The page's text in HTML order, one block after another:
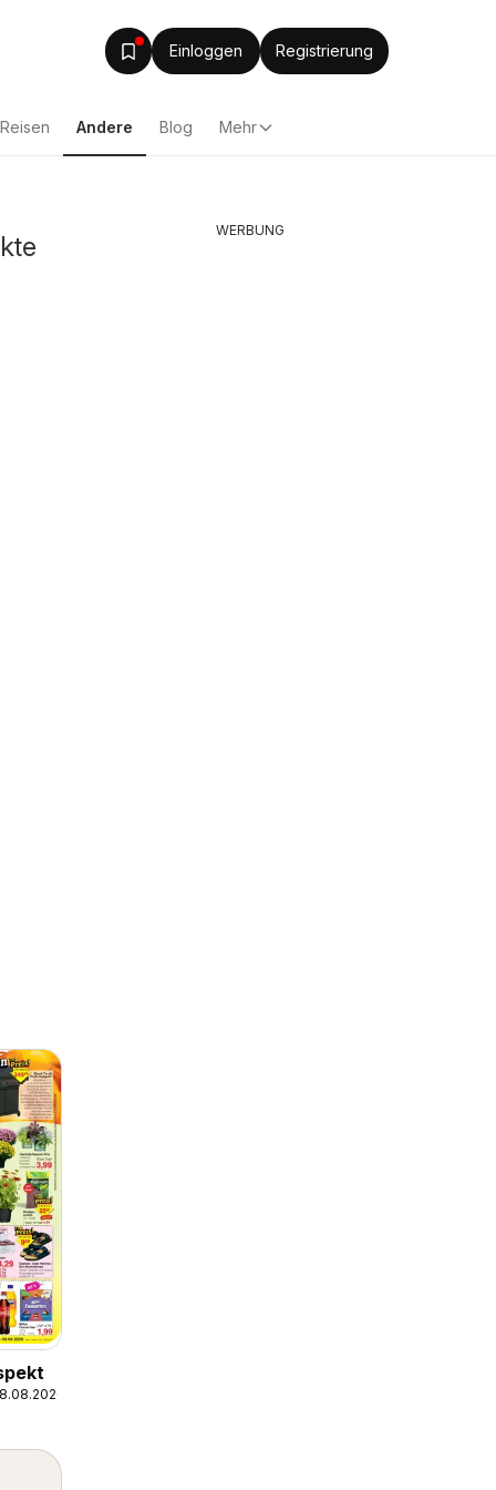
Einloggen Registrierung
Reisen Andere Blog Mehr
WERBUNG